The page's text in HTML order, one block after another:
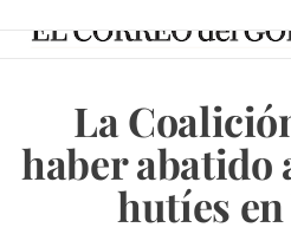
La
haber abatido
hutíes en